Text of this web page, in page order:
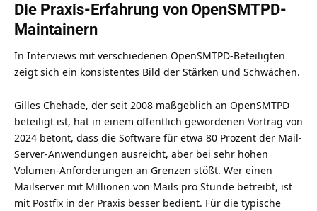
Die Praxis-Erfahrung von OpenSMTPD-
Maintainern
In Interviews mit verschiedenen OpenSMTPD-Beteiligten
zeigt sich ein konsistentes Bild der Stärken und Schwächen.
Gilles Chehade, der seit 2008 maßgeblich an OpenSMTPD
beteiligt ist, hat in einem öffentlich gewordenen Vortrag von
2024 betont, dass die Software für etwa 80 Prozent der Mail-
Server-Anwendungen ausreicht, aber bei sehr hohen
Volumen-Anforderungen an Grenzen stößt. Wer einen
Mailserver mit Millionen von Mails pro Stunde betreibt, ist
mit Postfix in der Praxis besser bedient. Für die typische